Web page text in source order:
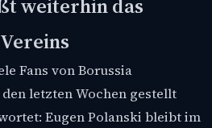
weiterhin das
Fans von Borussia
letzten Wochen gestellt
Eugen Polanski bleibt im